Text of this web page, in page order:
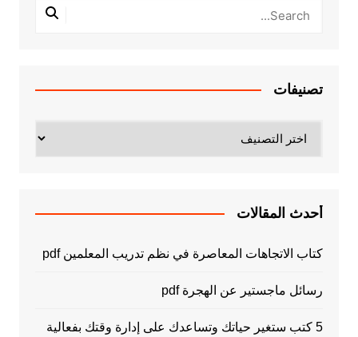
تصنيفات
أحدث المقالات
كتاب الاتجاهات المعاصرة في نظم تدريب المعلمين pdf
رسائل ماجستير عن الهجرة pdf
5 كتب ستغير حياتك وتساعدك على إدارة وقتك بفعالية